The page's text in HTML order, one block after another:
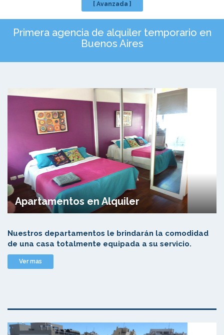
[ Avanzada ]
Primera agencia de alquiler temporario en
Buenos Aires
Apartamentos en Alquiler
Nuestros departamentos le brindarán la comodidad
de una casa totalmente equipada a su servicio.
Ver mas